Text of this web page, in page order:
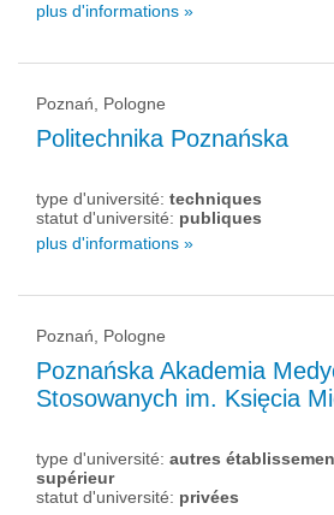
plus d'informations »
Poznań, Pologne
Politechnika Poznańska
type d'université: techniques
statut d'université: publiques
plus d'informations »
Poznań, Pologne
Poznańska Akademia
Stosowanych im. Księcia
type d'université: autres
supérieur
statut d'université: privées